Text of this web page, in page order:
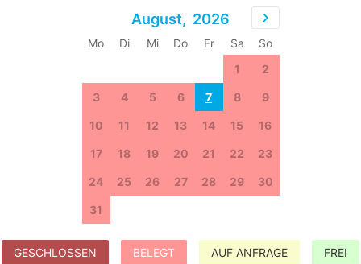
August, 2026
Mo Di Mi Do Fr Sa
So
1 2
3 4 5 6 7 8 9
10 11 12 13 14 15 16
17 18 19 20 21 22 23
24 25 26 27 28 29 30
31
GESCHLOSSEN BELEGT AUF ANFRAGE FREI